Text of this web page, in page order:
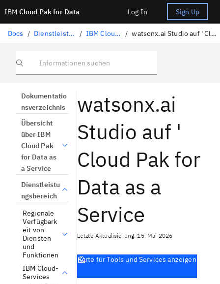
IBM Cloud Pak for Data Log In Sign Up
Docs / Dienstleistungsbereich / IBM Cloud-Services / watsonx.ai Studio auf ' Cloud Pak for Data as a Service
Informationen suchen
Dokumentatio
nsverzeichnis
Übersicht
über IBM
Cloud Pak
for Data as
a Service
Dienstleistu
ngsbereich
Regionale
Verfügbark
eit von
Diensten
und
Funktionen
IBM Cloud-
Services
watsonx.ai
Studio auf '
Cloud Pak for
Data as a
Service
Letzte Aktualisierung: 15. Mai 2026
Karte für Tools und Services anzeigen